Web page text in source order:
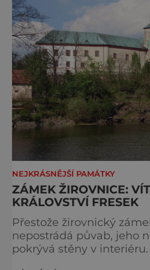
NEJKRÁSNĚJŠÍ PAMÁTKY
ZÁMEK ŽIROVNICE:
KRÁLOVSTVÍ FRESEK
Přestože žirovnický
nepostrádá půvab, jeho
pokrývá stěny v